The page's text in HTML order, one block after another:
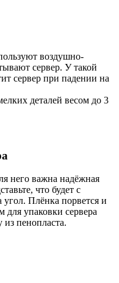
воздушно-
сервер. У такой
сервер при падении на
деталей весом до 3
него важна надёжная
что будет с
угол. Плёнка порвется и
для упаковки сервера
пенопласта.